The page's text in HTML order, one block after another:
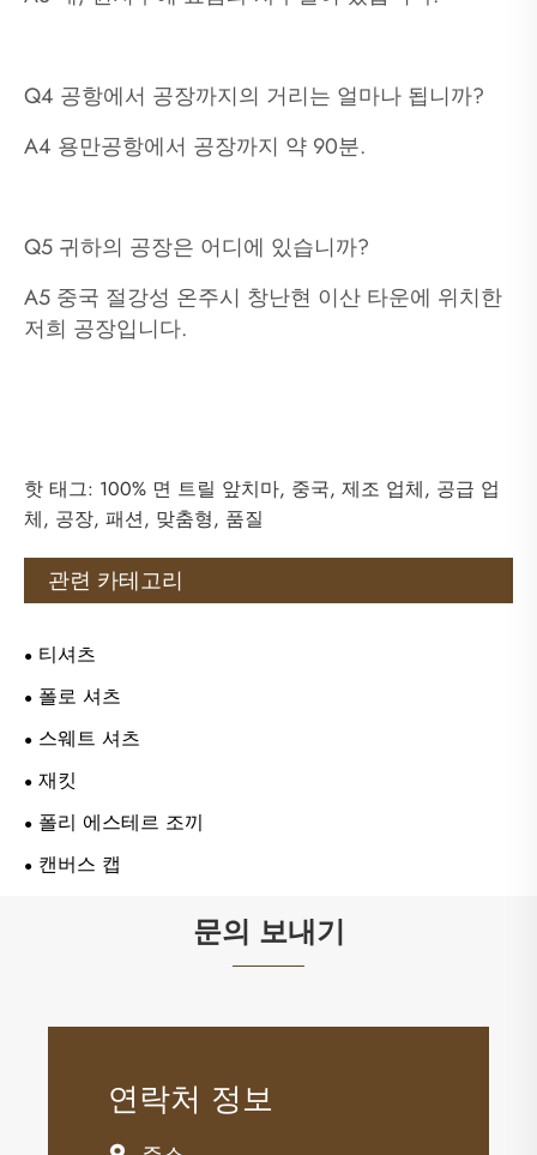
Q4 공항에서 공장까지의 거리는 얼마나 됩니까?
A4 용만공항에서 공장까지 약 90분.
Q5 귀하의 공장은 어디에 있습니까?
A5 중국 절강성 온주시 창난현 이산 타운에 위치한
저희 공장입니다.
핫 태그: 100% 면 트릴 앞치마, 중국, 제조 업체, 공급 업
체, 공장, 패션, 맞춤형, 품질
관련 카테고리
티셔츠
폴로 셔츠
스웨트 셔츠
재킷
폴리 에스테르 조끼
캔버스 캡
문의 보내기
연락처 정보